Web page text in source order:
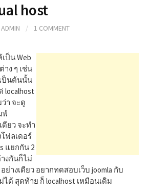
o
host
ADMIN / 1 COMMENT
ป็น Web
าง ๆ เช่น
เป็นต้นนั้น
localhost
า จะดู
พ์
ดียว จะทำ
โฟลเดอร์
แยกกัน 2
งกันก็ไม่
ย่างเดียว อยากทดสอบเว็บ joomla กับ
ได้ สุดท้าย ก็ localhost เหมือนเดิม